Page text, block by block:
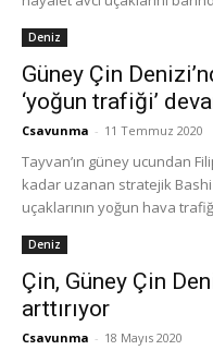
Deniz
Güney Çin
‘yoğun trafiği’
Csavunma - 11 Temmuz 2020
Tayvan’ın güney ucundan
kadar uzanan stratejik
uçaklarının yoğun hava
Deniz
Çin, Güney Çin
arttırıyor
Csavunma - 18 Mayıs 2020